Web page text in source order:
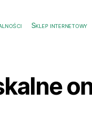
Sklep internetowy